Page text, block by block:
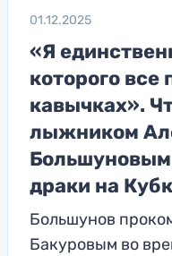
01.12.2025
«Я
которого
кавычках».
лыжником
Большуновым
драки на
Большунов
Бакуровым во